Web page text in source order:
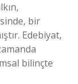
bir
Edebiyat,
bilinçte